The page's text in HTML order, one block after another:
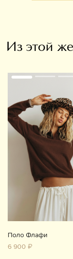
Из этой
Поло Флафи
6 900 ₽